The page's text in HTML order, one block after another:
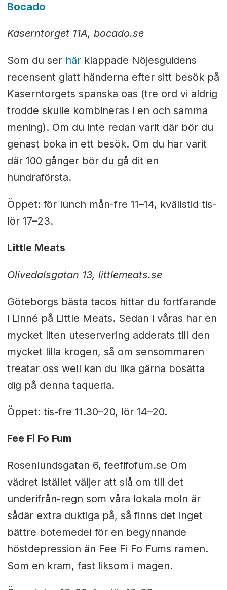
Bocado
Kaserntorget 11A, bocado.se
Som du ser härklappade Nöjesguidens
recensent glatt händerna efter sitt besök på
Kaserntorgets spanska oas (tre ord vi aldrig
trodde skulle kombineras i en och samma
mening). Om du inte redan varit där bör du
genast boka in ett besök. Om du har varit
där 100 gånger bör du gå dit en
hundraförsta.
Öppet: för lunch mån-fre 11–14, kvällstid tis-
lör 17–23.
Little Meats
Olivedalsgatan 13, littlemeats.se
Göteborgs bästa tacos hittar du fortfarande
i Linné på Little Meats. Sedan i våras har en
mycket liten uteservering adderats till den
mycket lilla krogen, så om sensommaren
treatar oss well kan du lika gärna bosätta
dig på denna taqueria.
Öppet: tis-fre 11.30–20, lör 14–20.
Fee Fi Fo Fum
Rosenlundsgatan 6, feefifofum.se Om
vädret istället väljer att slå om till det
underifrån-regn som våra lokala moln är
sådär extra duktiga på, så finns det inget
bättre botemedel för en begynnande
höstdepression än Fee Fi Fo Fums ramen.
Som en kram, fast liksom i magen.